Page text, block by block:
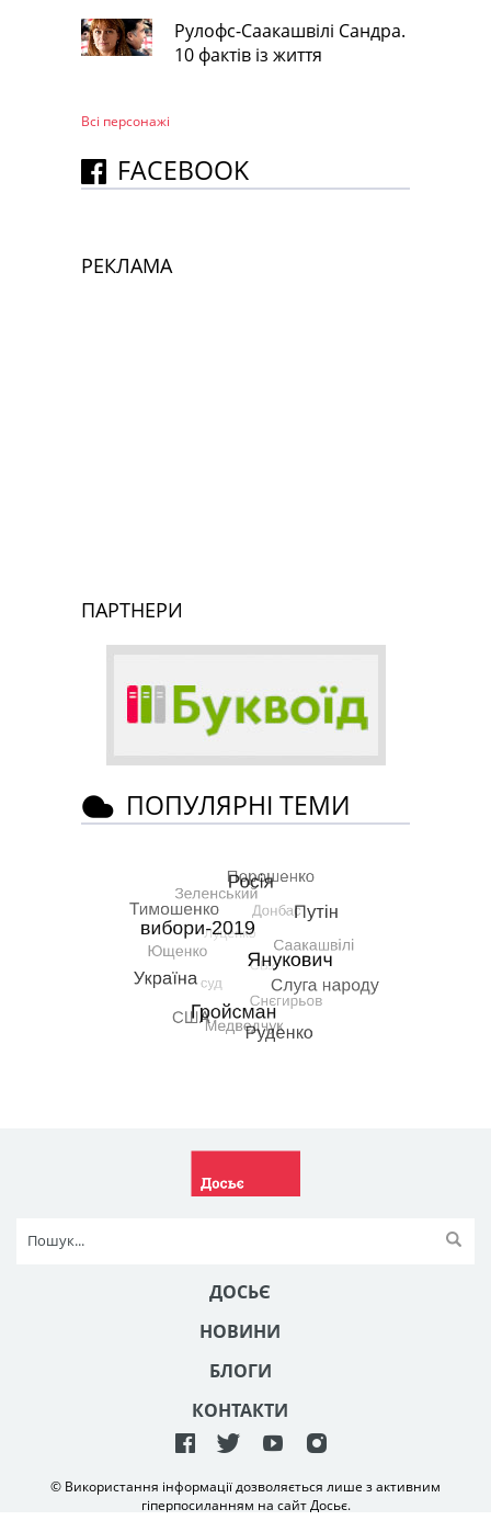
Рулофс-Саакашвілі Сандра.
10 фактів із життя
Всі персонажi
FACEBOOK
РЕКЛАМА
ПАРТНЕРИ
ПОПУЛЯРНІ ТЕМИ
ДОСЬЄ
НОВИНИ
БЛОГИ
КОНТАКТИ
© Використання інформації дозволяється лише з активним
гіперпосиланням на сайт Досьє.